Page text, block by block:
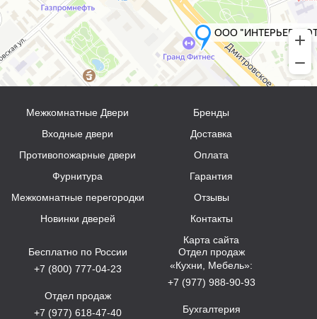
Межкомнатные Двери
Входные двери
Противопожарные двери
Фурнитура
Межкомнатные перегородки
Новинки дверей
Бренды
Доставка
Оплата
Гарантия
Отзывы
Контакты
Карта сайта
Бесплатно по России
+7 (800) 777-04-23
Отдел продаж
+7 (977) 618-47-40
Отдел продаж
«Кухни, Мебель»:
+7 (977) 988-90-93
Бухгалтерия